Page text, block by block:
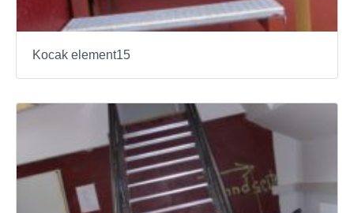
Kocak element15